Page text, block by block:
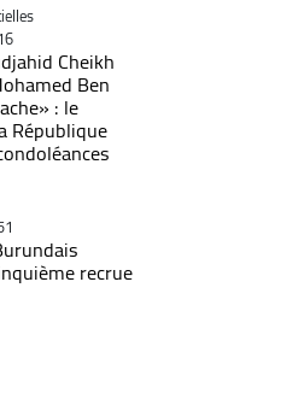
Cheikh
Ben
: le
République
recrue